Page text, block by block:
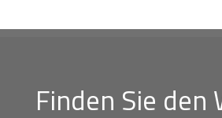
Finden Sie den